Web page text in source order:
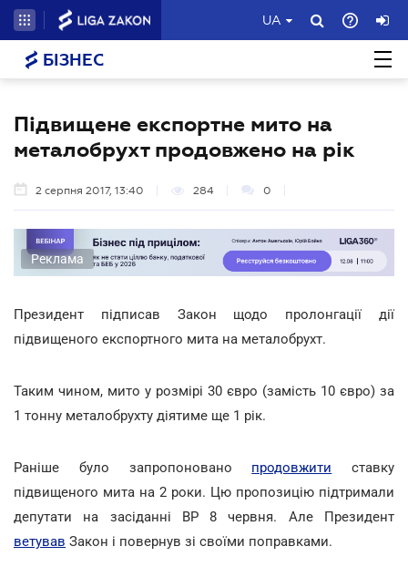
UA
БІЗНЕС
Підвищене експортне мито на
металобрухт продовжено на рік
2 серпня 2017, 13:40 284 0
Реклама
Президент підписав Закон щодо пролонгації дії
підвищеного експортного мита на металобрухт.
Таким чином, мито у розмірі 30 євро (замість 10 євро) за
1 тонну металобрухту діятиме ще 1 рік.
Раніше було запропоновано продовжити ставку
підвищеного мита на 2 роки. Цю пропозицію підтримали
депутати на засіданні ВР 8 червня. Але Президент
ветував Закон і повернув зі своїми поправками.